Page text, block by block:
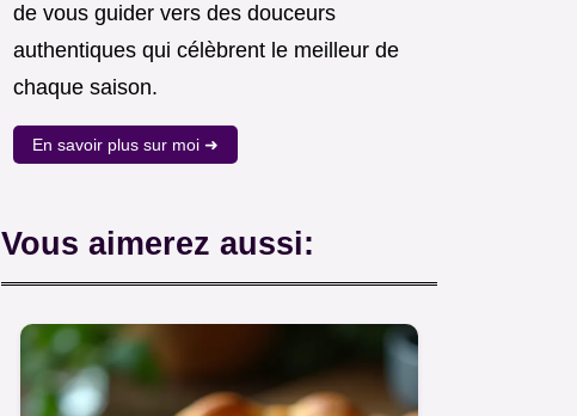
de vous guider vers des douceurs
authentiques qui célèbrent le meilleur de
chaque saison.
En savoir plus sur moi ➜
Vous aimerez aussi: